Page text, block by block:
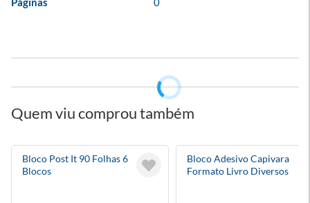
Quem viu comprou também
Bloco Post It 90 Folhas 6
Blocos
Bloco Adesivo Capivara
Formato Livro Diversos